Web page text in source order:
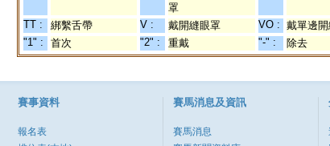
罩
TT : 綁繫舌帶 V : 戴開縫眼罩 VO : 戴單邊
"1" :
首次 "2" : 重戴 "-" : 除去
賽事資料
報名表
賽馬消息及資訊
賽馬消息